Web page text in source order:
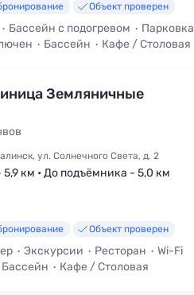
Объект проверен
Бассейн с подогревом
Парковка
Бассейн
Кафе / Столовая
Земляничные
ул. Солнечного Света, д. 2
км • До подъёмника - 5,0 км
Объект проверен
Экскурсии Ресторан
Wi-Fi
Бассейн Кафе / Столовая